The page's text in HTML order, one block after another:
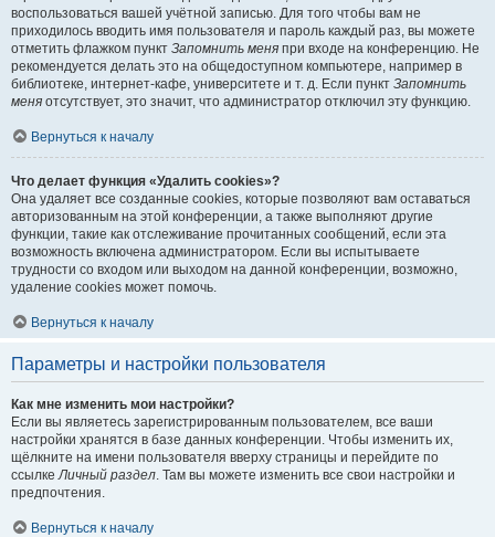
воспользоваться вашей учётной записью. Для того чтобы вам не
приходилось вводить имя пользователя и пароль каждый раз, вы можете
отметить флажком пункт Запомнить меня при входе на конференцию. Не
рекомендуется делать это на общедоступном компьютере, например в
библиотеке, интернет-кафе, университете и т. д. Если пункт Запомнить
меня отсутствует, это значит, что администратор отключил эту функцию.
Вернуться к началу
Что делает функция «Удалить cookies»?
Она удаляет все созданные cookies, которые позволяют вам оставаться
авторизованным на этой конференции, а также выполняют другие
функции, такие как отслеживание прочитанных сообщений, если эта
возможность включена администратором. Если вы испытываете
трудности со входом или выходом на данной конференции, возможно,
удаление cookies может помочь.
Вернуться к началу
Параметры и настройки пользователя
Как мне изменить мои настройки?
Если вы являетесь зарегистрированным пользователем, все ваши
настройки хранятся в базе данных конференции. Чтобы изменить их,
щёлкните на имени пользователя вверху страницы и перейдите по
ссылкеЛичный раздел. Там вы можете изменить все свои настройки и
предпочтения.
Вернуться к началу